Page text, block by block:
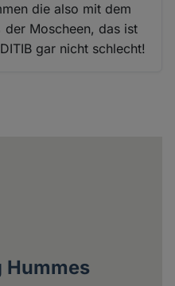
die also mit dem
Moscheen, das ist
gar nicht schlecht!
Hummes